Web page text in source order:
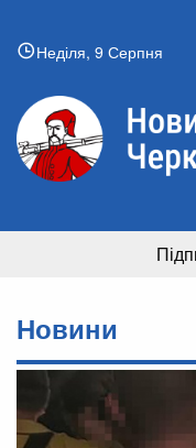
Неділя, 9 Серпня
Новини